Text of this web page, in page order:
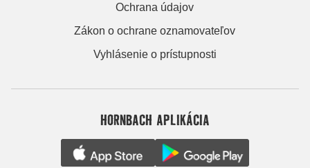
Ochrana údajov
Zákon o ochrane oznamovateľov
Vyhlásenie o prístupnosti
HORNBACH APLIKÁCIA